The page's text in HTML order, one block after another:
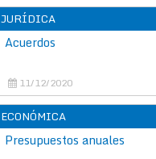
JURÍDICA
Acuerdos
11/12/2020
ECONÓMICA
Presupuestos anuales